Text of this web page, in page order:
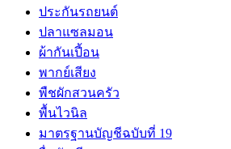
ประกันรถยนต์
ปลาแซลมอน
ผ้ากันเปี้อน
พากย์เสียง
พืชผักสวนครัว
พื้นไวนิล
มาตรฐานบัญชีฉบับที่ 19